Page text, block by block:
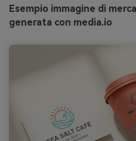
Esempio immagine di
generata con media.io